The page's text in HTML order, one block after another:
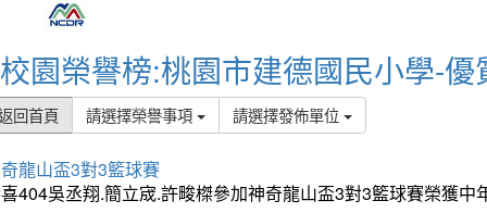
校園榮譽榜:桃園市建德國民小學-優
回首頁 請選擇榮譽事項 請選擇發佈單位
龍山盃3對3籃球賽
404吳丞翔.簡立宬.許畯榤參加神奇龍山盃3對3籃球賽榮獲中